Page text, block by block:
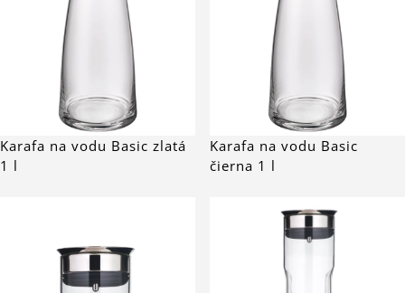
Karafa na vodu Basic zlatá
1 l
Karafa na vodu Basic
čierna 1 l